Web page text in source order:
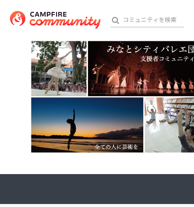
アート・写真
テクノロジー・ガジェット
チャレンジ